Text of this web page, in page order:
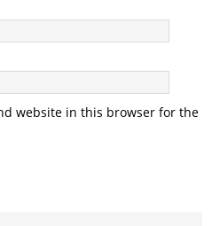
website in this browser for the